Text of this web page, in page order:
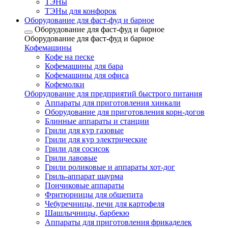
ТЭНы
ТЭНы для конфорок
Оборудование для фаст-фуд и барное
Оборудование для фаст-фуд и барное
Оборудование для фаст-фуд и барное
Кофемашины
Кофе на песке
Кофемашины для бара
Кофемашины для офиса
Кофемолки
Оборудование для предприятий быстрого питания
Аппараты для приготовления хинкали
Оборудование для приготовления корн-догов
Блинные аппараты и станции
Грили для кур газовые
Грили для кур электрические
Грили для сосисок
Грили лавовые
Грили роликовые и аппараты хот-дог
Гриль-аппарат шаурма
Пончиковые аппараты
Фритюрницы для общепита
Чебуречницы, печи для картофеля
Шашлычницы, барбекю
Аппараты для приготовления фрикаделек